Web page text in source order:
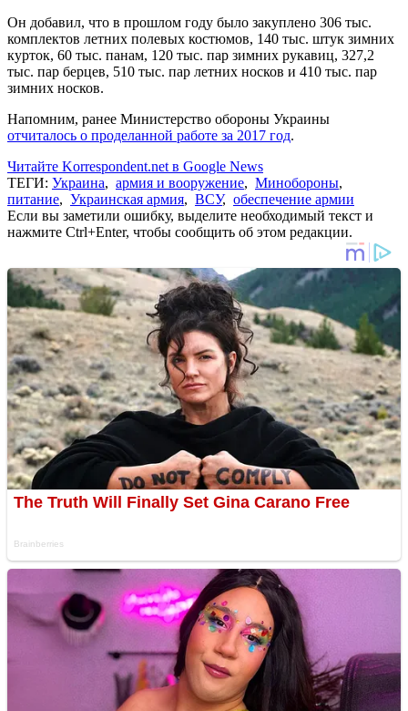
Он добавил, что в прошлом году было закуплено 306 тыс.
комплектов летних полевых костюмов, 140 тыс. штук зимних
курток, 60 тыс. панам, 120 тыс. пар зимних рукавиц, 327,2
тыс. пар берцев, 510 тыс. пар летних носков и 410 тыс. пар
зимних носков.
Напомним, ранее Министерство обороны Украины
отчиталось о проделанной работе за 2017 год.
Читайте Korrespondent.net в Google News
ТЕГИ: Украина, армия и вооружение, Минобороны,
питание, Украинская армия, ВСУ, обеспечение армии
Если вы заметили ошибку, выделите необходимый текст и
нажмите Ctrl+Enter, чтобы сообщить об этом редакции.